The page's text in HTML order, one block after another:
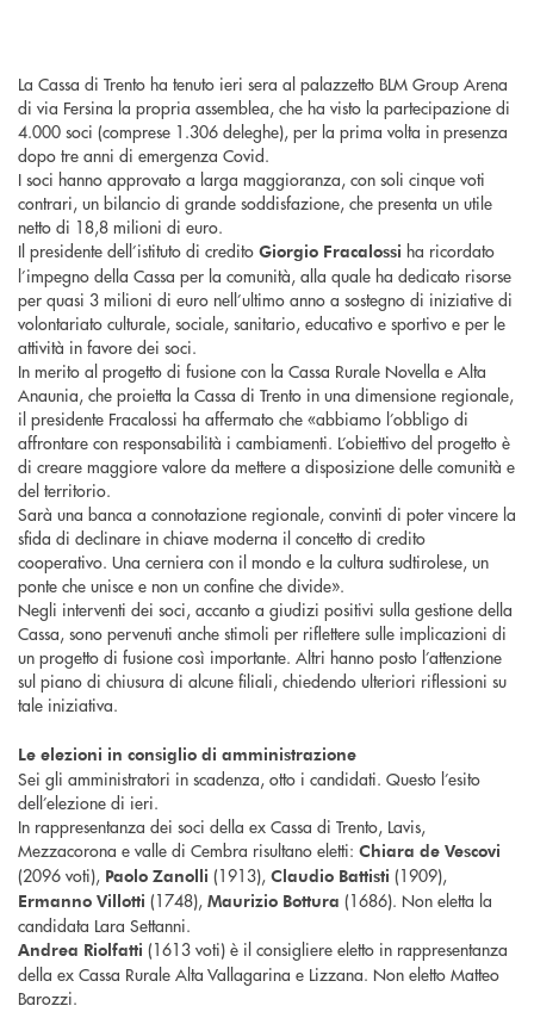
La Cassa di Trento ha tenuto ieri sera al palazzetto BLM Group Arena
di via Fersina la propria assemblea, che ha visto la partecipazione di
4.000 soci (comprese 1.306 deleghe), per la prima volta in presenza
dopo tre anni di emergenza Covid.
I soci hanno approvato a larga maggioranza, con soli cinque voti
contrari, un bilancio di grande soddisfazione, che presenta un utile
netto di 18,8 milioni di euro.
Il presidente dell’istituto di credito Giorgio Fracalossi ha ricordato
l’impegno della Cassa per la comunità, alla quale ha dedicato risorse
per quasi 3 milioni di euro nell’ultimo anno a sostegno di iniziative di
volontariato culturale, sociale, sanitario, educativo e sportivo e per le
attività in favore dei soci.
In merito al progetto di fusione con la Cassa Rurale Novella e Alta
Anaunia, che proietta la Cassa di Trento in una dimensione regionale,
il presidente Fracalossi ha affermato che «abbiamo l’obbligo di
affrontare con responsabilità i cambiamenti. L’obiettivo del progetto è
di creare maggiore valore da mettere a disposizione delle comunità e
del territorio.
Sarà una banca a connotazione regionale, convinti di poter vincere la
sfida di declinare in chiave moderna il concetto di credito
cooperativo. Una cerniera con il mondo e la cultura sudtirolese, un
ponte che unisce e non un confine che divide».
Negli interventi dei soci, accanto a giudizi positivi sulla gestione della
Cassa, sono pervenuti anche stimoli per riflettere sulle implicazioni di
un progetto di fusione così importante. Altri hanno posto l’attenzione
sul piano di chiusura di alcune filiali, chiedendo ulteriori riflessioni su
tale iniziativa.
Le elezioni in consiglio di amministrazione
Sei gli amministratori in scadenza, otto i candidati. Questo l’esito
dell’elezione di ieri.
In rappresentanza dei soci della ex Cassa di Trento, Lavis,
Mezzacorona e valle di Cembra risultano eletti: Chiara de Vescovi
(2096 voti), Paolo Zanolli (1913), Claudio Battisti (1909),
Ermanno Villotti (1748), Maurizio Bottura (1686). Non eletta la
candidata Lara Settanni.
Andrea Riolfatti (1613 voti) è il consigliere eletto in rappresentanza
della ex Cassa Rurale Alta Vallagarina e Lizzana. Non eletto Matteo
Barozzi.